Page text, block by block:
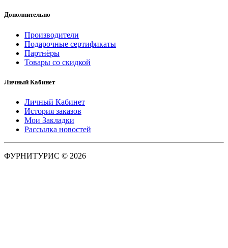
Дополнительно
Производители
Подарочные сертификаты
Партнёры
Товары со скидкой
Личный Кабинет
Личный Кабинет
История заказов
Мои Закладки
Рассылка новостей
ФУРНИТУРИС © 2026